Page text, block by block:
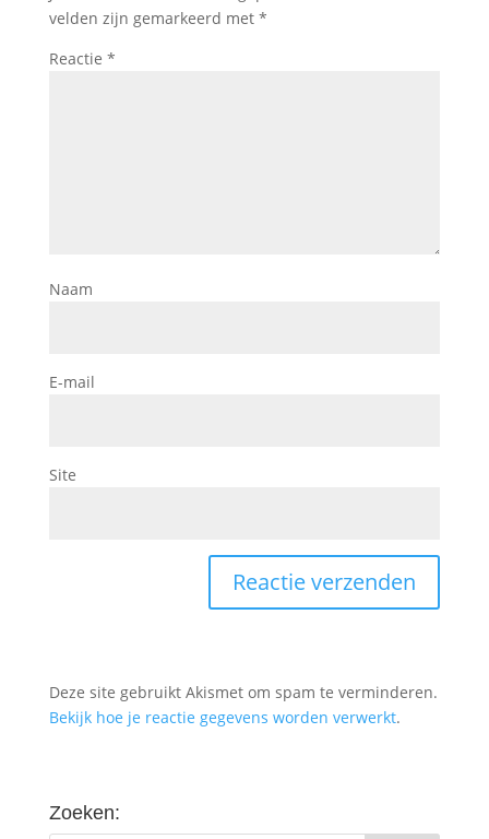
velden zijn gemarkeerd met *
Reactie *
Naam
E-mail
Site
Deze site gebruikt Akismet om spam te verminderen.
Bekijk hoe je reactie gegevens worden verwerkt.
Zoeken: